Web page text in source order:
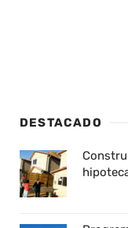
DESTACADO